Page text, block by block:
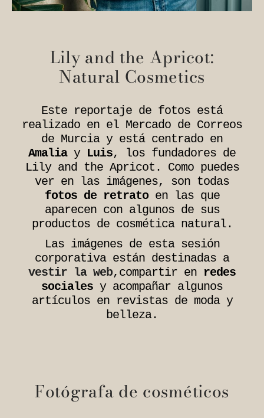
Lily and the Apricot:
Natural Cosmetics
Este reportaje de fotos está
realizado en el Mercado de Correos
de Murcia y está centrado en
Amaliay Luis, los fundadores de
Lily and the Apricot. Como puedes
ver en las imágenes, son todas
fotos de retratoen las que
aparecen con algunos de sus
productos de cosmética natural.
Las imágenes de esta sesión
corporativa están destinadas a
vestir la web,compartir en redes
sociales y acompañar algunos
artículos en revistas de moda y
belleza.
Fotógrafa de cosméticos